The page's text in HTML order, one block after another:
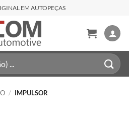
EM AUTOPEÇAS
/ IMPULSOR